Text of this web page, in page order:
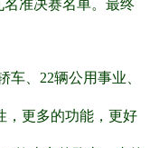
名准决赛名单。最终
、22辆公用事业、
，更多的功能，更好